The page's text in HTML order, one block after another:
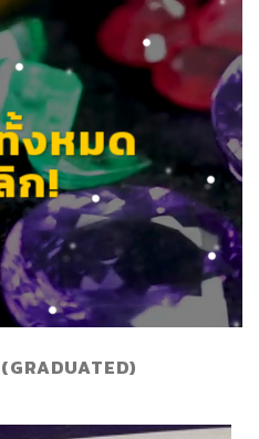
งหมด
ก!